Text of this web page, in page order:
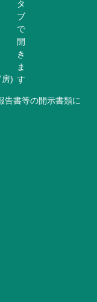
)
告書等の開示書類に